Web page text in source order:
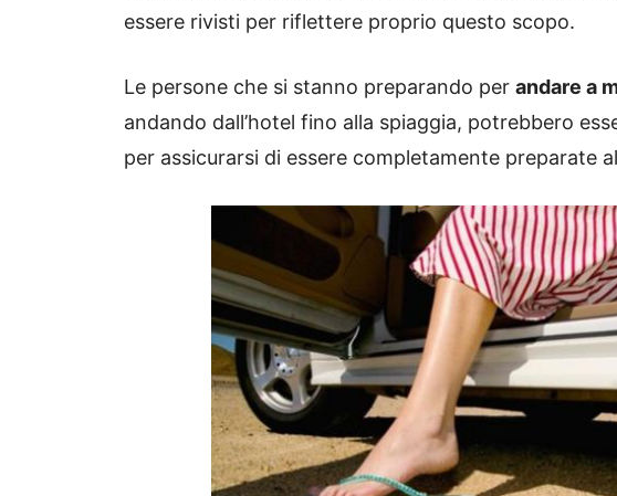
essere rivisti per riflettere proprio questo scopo.
Le persone che si stanno preparando per andare a
andando dall’hotel fino alla spiaggia, potrebbero
per assicurarsi di essere completamente preparate